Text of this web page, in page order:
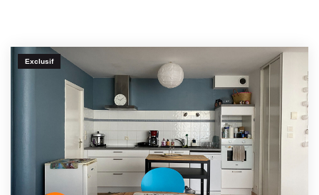
Exclusif